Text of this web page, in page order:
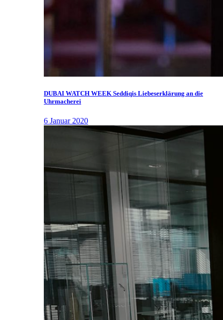
DUBAI WATCH WEEK Seddiqis Liebeserklärung an die
Uhrmacherei
6 Januar 2020